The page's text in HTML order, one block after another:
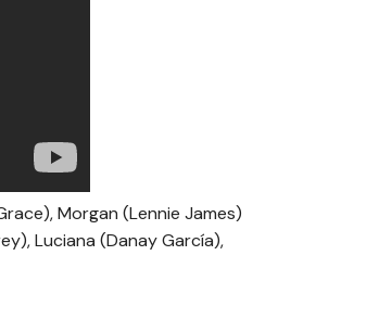
Morgan (Lennie James)
Luciana (Danay García),